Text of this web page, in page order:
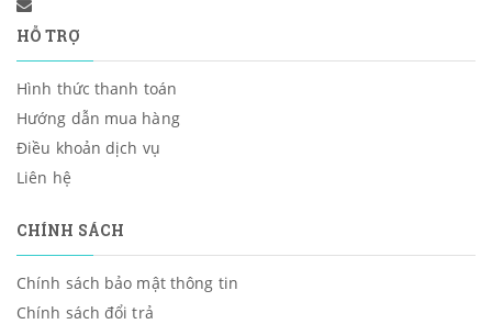
HỖ TRỢ
Hình thức thanh toán
Hướng dẫn mua hàng
Điều khoản dịch vụ
Liên hệ
CHÍNH SÁCH
Chính sách bảo mật thông tin
Chính sách đổi trả